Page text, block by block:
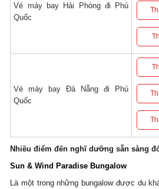
Vé máy bay Hải Phòng đi Phú
Quốc
Vé máy bay Đà Nẵng đi Phú
Quốc
Nhiều điểm đến nghĩ dưỡng sẵn sàng
Sun & Wind Paradise Bungalow
Là một trong những bungalow được du